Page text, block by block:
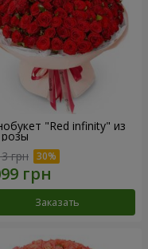
"Red infinity" из
грн
Заказать